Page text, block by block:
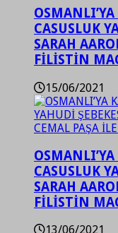
CASUSLUK
SARAH
FİLİSTİN
15/06/2021
CASUSLUK
SARAH
FİLİSTİN
13/06/2021